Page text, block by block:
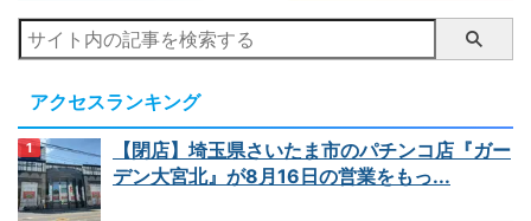
アクセスランキング
【閉店】埼玉県さいたま市のパチンコ店『ガー
デン大宮北』が8月16日の営業をもっ...